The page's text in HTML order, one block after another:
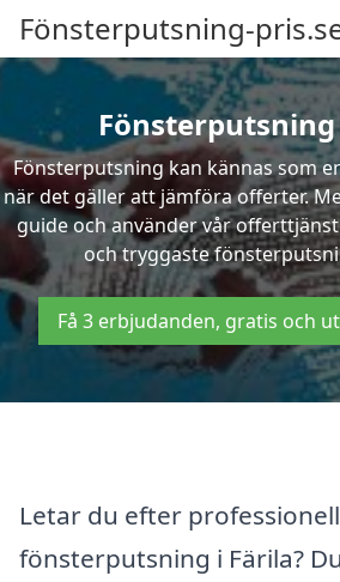
Fönsterputsning-
Fönsterputsning kan kännas som
när det gäller att jämföra offerter.
guide och använder vår
och tryggaste
Få 3 erbjudanden, gratis och
Letar du efter professionell
fönsterputsning i Färila?